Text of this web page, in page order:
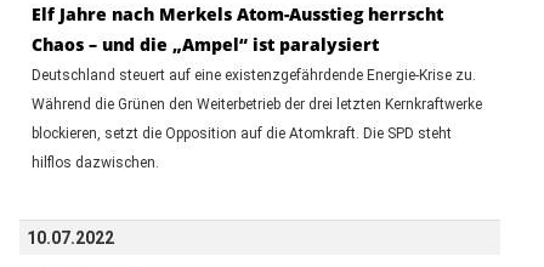
Elf Jahre nach Merkels Atom-Ausstieg herrscht
Chaos – und die „Ampel“ ist paralysiert
Deutschland steuert auf eine existenzgefährdende Energie-Krise zu.
Während die Grünen den Weiterbetrieb der drei letzten Kernkraftwerke
blockieren, setzt die Opposition auf die Atomkraft. Die SPD steht
hilflos dazwischen.
10.07.2022